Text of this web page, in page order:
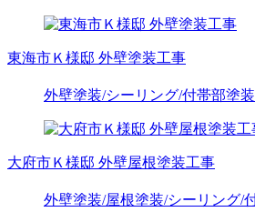
東海市Ｋ様邸 外壁塗装工事
外壁塗装/シーリング/付帯部塗装
大府市Ｋ様邸 外壁屋根塗装工事
外壁塗装/屋根塗装/シーリング/